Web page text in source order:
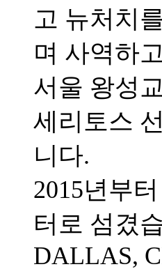
고 뉴처치
며 사역하
서울 왕성
세리토스
니다.
2015년부
터로 섬겼
DALLAS,